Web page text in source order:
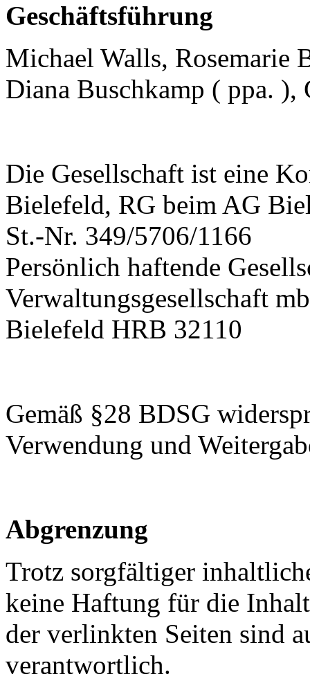
Geschäftsführung
Michael Walls, Rosemarie
Diana Buschkamp ( ppa.
Die Gesellschaft ist eine
Bielefeld, RG beim AG
St.-Nr. 349/5706/1166
Persönlich haftende
Verwaltungsgesellschaft
Bielefeld HRB 32110
Gemäß §28 BDSG
Verwendung und
Abgrenzung
Trotz sorgfältiger
keine Haftung für die
der verlinkten Seiten sind
verantwortlich.